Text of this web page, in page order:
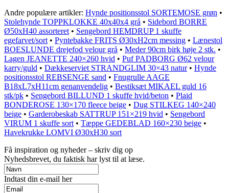
Andre populære artikler: Hynde positionsstol SORTEMOSE grøn •
Stolehynde TOPPKLOKKE 40x40x4 grå • Sidebord BORRE
Ø50xH40 assorteret • Sengebord HEMDRUP 1 skuffe
egefarvet/sort • Pyntebakke FRITS Ø30xH2cm messing • Lænestol
BOESLUNDE drejefod velour grå • Meder 90cm birk høje 2 stk. •
Lagen JEANETTE 240×260 hvid • Puf PADBORG Ø62 velour
karry/guld • Dækkeserviet STRANDGLIM 30×43 natur• Hynde
positionsstol REBSENGE sand • Fnugrulle AAGE
B18xL7xH11cm genanvendelig • Bestiksæt MIKAEL guld 16
stk/pk • Sengebord BILLUND 1 skuffe hvid/beton • Plaid
BONDEROSE 130×170 fleece beige • Dug STILKEG 140×240
beige • Garderobeskab SATTRUP 151×219 hvid • Sengebord
VIRUM 1 skuffe sort • Tæppe GEDEBLAD 160×230 beige •
Havekrukke LOMVI Ø30xH30 sort
Få inspiration og nyheder – skriv dig op
Nyhedsbrevet, du faktisk har lyst til at læse.
Indtast din e-mail her